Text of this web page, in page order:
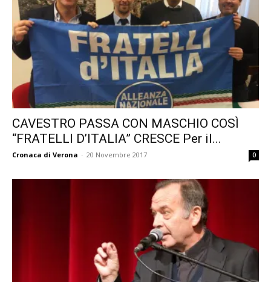
CAVESTRO PASSA CON MASCHIO COSÌ
“FRATELLI D’ITALIA” CRESCE Per il...
Cronaca di Verona - 20 Novembre 2017 0